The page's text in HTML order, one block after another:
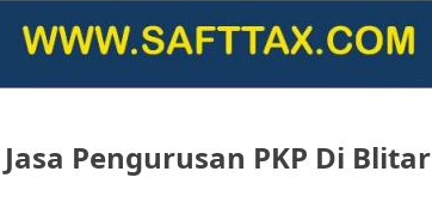
Jasa Pengurusan PKP Di Blitar